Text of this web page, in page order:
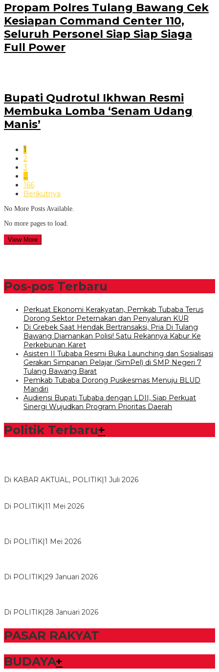
Propam Polres Tulang Bawang Cek
Kesiapan Command Center 110,
Seluruh Personel Siap Siap Siaga
Full Power
Bupati Qudrotul Ikhwan Resmi
Membuka Lomba ‘Senam Udang
Manis’
1
2
3
…
166
Berikutnya
No More Posts Available.
No more pages to load.
View More
Pos-pos Terbaru
Perkuat Ekonomi Kerakyatan, Pemkab Tubaba Terus
Dorong Sektor Peternakan dan Penyaluran KUR
Di Grebek Saat Hendak Bertransaksi, Pria Di Tulang
Bawang Diamankan Polisi! Satu Rekannya Kabur Ke
Perkebunan Karet
Asisten II Tubaba Resmi Buka Launching dan Sosialisasi
Gerakan Simpanan Pelajar (SimPel) di SMP Negeri 7
Tulang Bawang Barat
Pemkab Tubaba Dorong Puskesmas Menuju BLUD
Mandiri
Audiensi Bupati Tubaba dengan LDII, Siap Perkuat
Sinergi Wujudkan Program Prioritas Daerah
Politik Terbaru+
Di KABAR AKTUAL, POLITIK 1 Juli 2026
Di POLITIK 11 Mei 2026
Di POLITIK 1 Mei 2026
Di POLITIK 29 Januari 2026
Di POLITIK 28 Januari 2026
PASAR RAKYAT
BUDAYA+